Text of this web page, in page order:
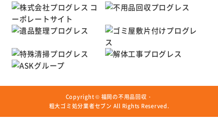
Copyright © 福岡の不用品回収・
粗大ゴミ処分業者セブン All Rights Reserved.